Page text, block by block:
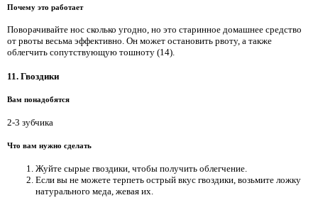
Почему это работает
Поворачивайте нос сколько угодно, но это старинное домашнее средство
от рвоты весьма эффективно. Он может остановить рвоту, а также
облегчить сопутствующую тошноту (14).
11. Гвоздики
Вам понадобятся
2-3 зубчика
Что вам нужно сделать
Жуйте сырые гвоздики, чтобы получить облегчение.
Если вы не можете терпеть острый вкус гвоздики, возьмите ложку
натурального меда, жевая их.